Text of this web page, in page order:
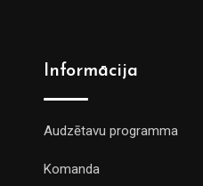
Informācija
Audzētavu programma
Komanda